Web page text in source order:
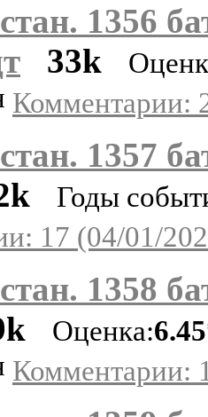
1356
33k
Комментарии:
1357
Годы
17 (04/01/
1358
Оценка:
Комментарии: